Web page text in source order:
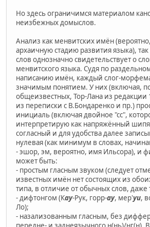
Но здесь ограничимся материалом
неизбежных домыслов.
Анализ как менвитских имён
архаичную стадию развития языка),
слов однозначно свидетельствует о
менвитского языка. Судя по
написанию имён, каждый слог-
значимым понятием. У них (включая,
общеизвестных, Тор-Лана из редакции
из переписки с В.Бондаренко и пр.)
инициаль (включая двойное "сс",
интерпретирую как напряжённый
согласный и для удобства далее
нулевая (как минимум в словах,
- эшор, эм, вероятно, имя Ильсора), и
может быть:
- простым гласным звуком (следует
известных имён нет состоящих из
типа, в отличие от обычных слов, даже
- дифтонгом (Кау-Рук, горр-ау, мер'уи,
Ло);
- назализованным гласным, без